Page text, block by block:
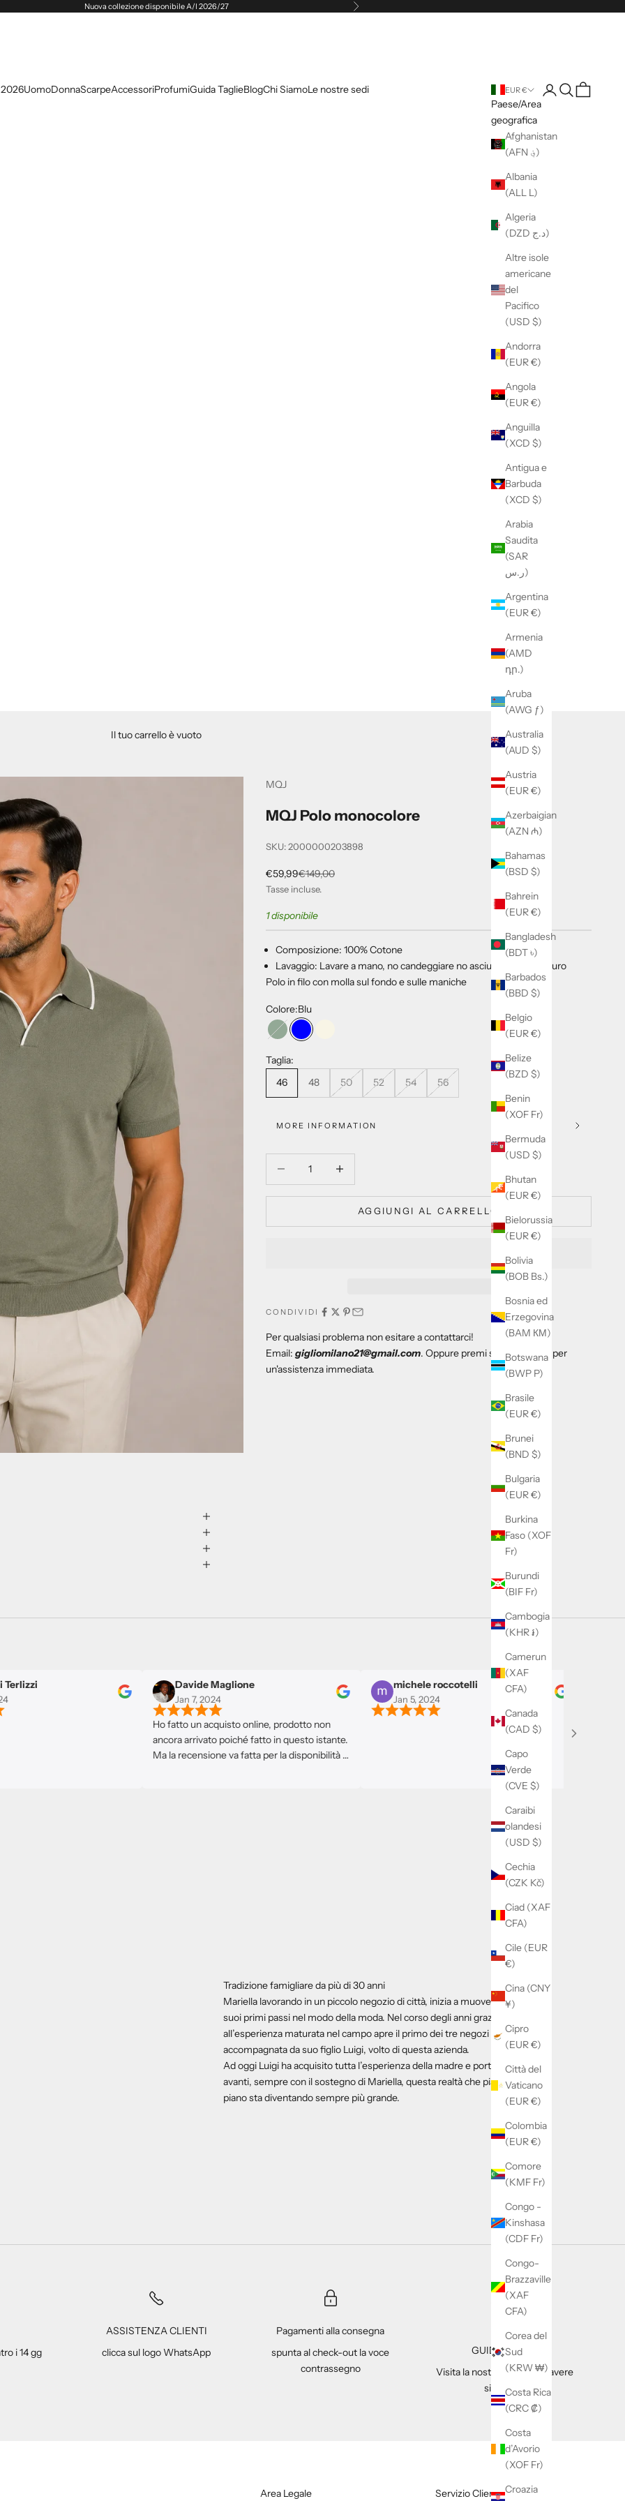
Nuova collezione disponibile A/I 2026/27 Successivo
UomoDonnaScarpeAccessoriProfumiGuida TaglieBlogChi SiamoLe nostre sedi EUR €
Paese/Area
geografica
Afghanistan
(AFN ؋)
Albania
(ALL L)
Algeria
(DZD د.ج)
Altre isole
americane
del
Pacifico
(USD $)
Andorra
(EUR €)
Angola
(EUR €)
Anguilla
(XCD $)
Antigua e
Barbuda
(XCD $)
Arabia
Saudita
(SAR
ر.س)
Argentina
(EUR €)
Armenia
(AMD
դր.)
Aruba
(AWG ƒ)
Australia
(AUD $)
Austria
(EUR €)
Azerbaigian
(AZN ₼)
Bahamas
(BSD $)
Bahrein
(EUR €)
Bangladesh
(BDT ৳)
Barbados
(BBD $)
Belgio
(EUR €)
Belize
(BZD $)
Benin
(XOF Fr)
Bermuda
(USD $)
Bhutan
(EUR €)
Bielorussia
(EUR €)
Bolivia
(BOB Bs.)
Bosnia ed
Erzegovina
(BAM КМ)
Botswana
(BWP P)
Brasile
(EUR €)
Brunei
(BND $)
Bulgaria
(EUR €)
Burkina
Faso (XOF
Fr)
Burundi
(BIF Fr)
Cambogia
(KHR ៛)
Camerun
(XAF
CFA)
Canada
(CAD $)
Capo
Verde
(CVE $)
Caraibi
olandesi
(USD $)
Cechia
(CZK Kč)
Ciad (XAF
CFA)
Cile (EUR
€)
Cina (CNY
¥)
Cipro
(EUR €)
Città del
Vaticano
(EUR €)
Colombia
(EUR €)
Comore
(KMF Fr)
Congo -
Kinshasa
(CDF Fr)
Congo-
Brazzaville
(XAF
CFA)
Corea del
Sud
(KRW ₩)
Costa Rica
(CRC ₡)
Costa
d’Avorio
(XOF Fr)
Croazia
LoginCercaCarrello
Il tuo carrello è vuoto
MQJ
MQJ Polo monocolore
SKU: 2000000203898
Prezzo scontato
€59,99Prezzo
€149,00
Tasse incluse.
1 disponibile
Composizione: 100% Cotone
Lavaggio: Lavare a mano, no candeggiare no asciugatura a tamburo
Polo in filo con molla sul fondo e sulle maniche
Colore:Blu
SalviaBlu
Taglia:
46
48 50 52 54 56
MORE INFORMATION
AGGIUNGI AL CARRELLO
CONDIVIDI
Per qualsiasi problema non esitare a contattarci!
Email: gigliomilano21@gmail.com. Oppure premi sul tasto di wz per
un'assistenza immediata.
Davide Maglione
Jan 7, 2024
Ho fatto un acquisto online, prodotto non
ancora arrivato poiché fatto in questo istante.
Ma la recensione va fatta per la disponibilità e
michele roccotelli
Jan 5, 2024
Tradizione famigliare da più di 30 anni
Mariella lavorando in un piccolo negozio di città, inizia a muovere i
suoi primi passi nel modo della moda. Nel corso degli anni grazie
all’esperienza maturata nel campo apre il primo dei tre negozi
accompagnata da suo figlio Luigi, volto di questa azienda.
Ad oggi Luigi ha acquisito tutta l’esperienza della madre e porta
avanti, sempre con il sostegno di Mariella, questa realtà che pian
piano sta diventando sempre più grande.
i 14 gg
ASSISTENZA CLIENTI
clicca sul logo WhatsApp
Pagamenti alla consegna
spunta al check-out la voce
contrassegno
GUIDA tAGLIA
Visita la nostra pagina per avere
sicurezza
Area Legale Servizio Clienti